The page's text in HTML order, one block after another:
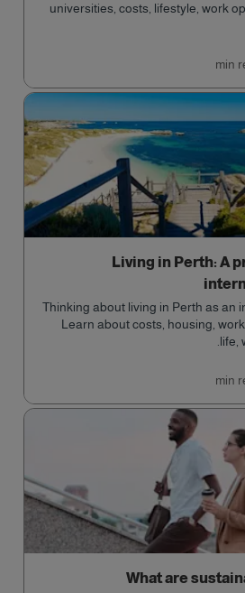
universities, costs, lifestyle, work
Living in Perth: A
Thinking about living in Perth as an
Learn about costs, housing,
life,
What are